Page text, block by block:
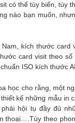
có thể tùy biến, tùy
nào bạn muốn,
kích thước card
card visit theo
ISO kích thước
học cho rằng, một
kế những mẫu in
hội tụ đầy đủ
thoại….Tùy theo